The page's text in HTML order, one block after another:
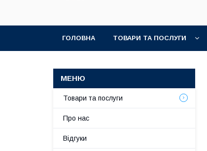
ГОЛОВНА ТОВАРИ ТА ПОСЛУГИ
Товари та послуги
Про нас
Відгуки